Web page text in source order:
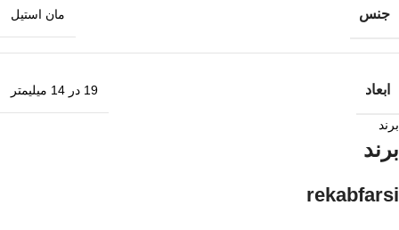
جنس مان استیل
ابعاد 19 در 14 میلیمتر
برند
برند
rekabfarsi